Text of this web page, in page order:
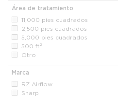
Área de tratamiento
11,000 pies cuadrados
2,500 pies cuadrados
5,000 pies cuadrados
500 ft²
Otro
Marca
RZ Airflow
Sharp